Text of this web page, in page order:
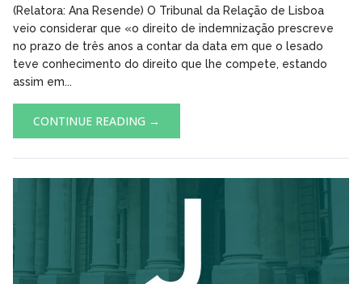
(Relatora: Ana Resende) O Tribunal da Relação de Lisboa
veio considerar que «o direito de indemnização prescreve
no prazo de três anos a contar da data em que o lesado
teve conhecimento do direito que lhe compete, estando
assim em...
CONTINUE READING →